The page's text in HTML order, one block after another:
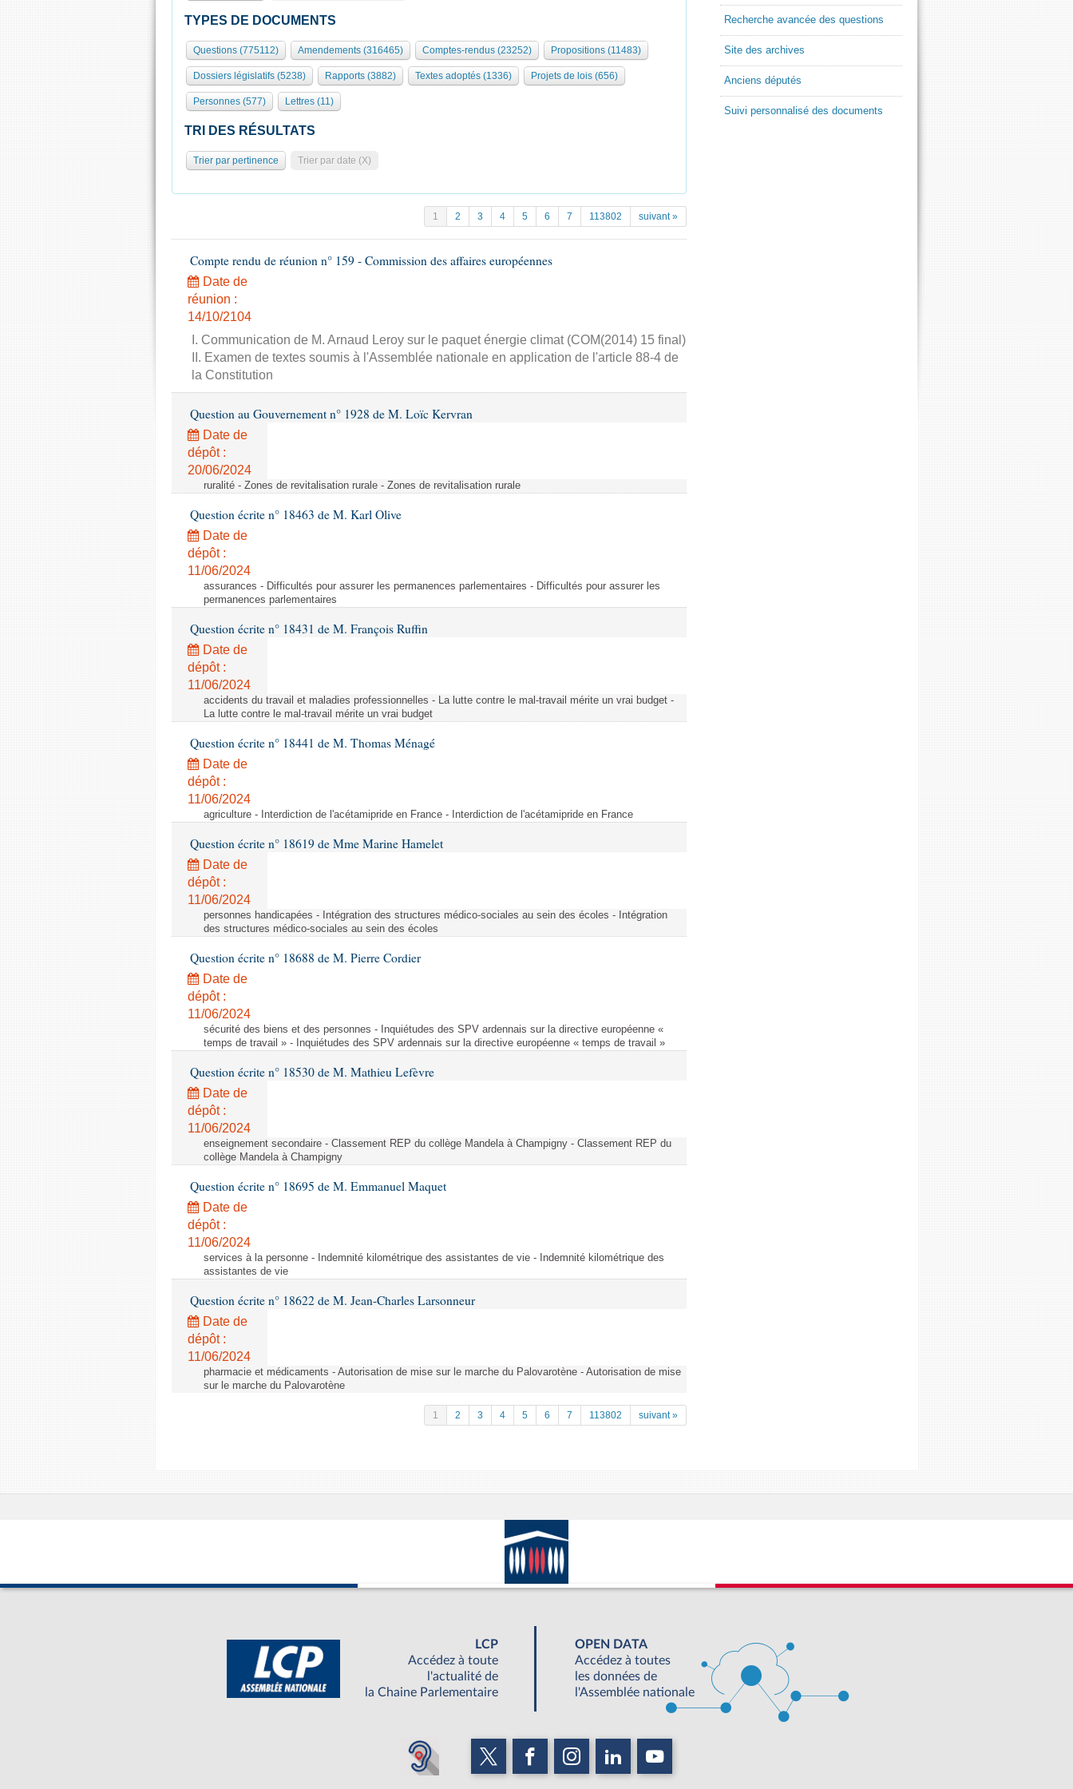
TYPES DE DOCUMENTS
Questions (775112) Amendements (316465) Comptes-rendus (23252) Propositions (11483)
Dossiers législatifs (5238) Rapports (3882) Textes adoptés (1336) Projets de lois (656)
Personnes (577) Lettres (11)
TRI DES RÉSULTATS
Trier par pertinence Trier par date (X)
1 2 3 4 5 6 7 113802 suivant »
Compte rendu de réunion n° 159 - Commission des affaires européennes
Date de
réunion :
14/10/2104
I. Communication de M. Arnaud Leroy sur le paquet énergie climat (COM(2014) 15 final)
II. Examen de textes soumis à l'Assemblée nationale en application de l'article 88-4 de
la Constitution
Question au Gouvernement n° 1928 de M. Loïc Kervran
Date de
dépôt :
20/06/2024
ruralité - Zones de revitalisation rurale - Zones de revitalisation rurale
Question écrite n° 18463 de M. Karl Olive
Date de
dépôt :
11/06/2024
assurances - Difficultés pour assurer les permanences parlementaires - Difficultés pour assurer les
permanences parlementaires
Question écrite n° 18431 de M. François Ruffin
Date de
dépôt :
11/06/2024
accidents du travail et maladies professionnelles - La lutte contre le mal-travail mérite un vrai budget -
La lutte contre le mal-travail mérite un vrai budget
Question écrite n° 18441 de M. Thomas Ménagé
Date de
dépôt :
11/06/2024
agriculture - Interdiction de l'acétamipride en France - Interdiction de l'acétamipride en France
Question écrite n° 18619 de Mme Marine Hamelet
Date de
dépôt :
11/06/2024
personnes handicapées - Intégration des structures médico-sociales au sein des écoles - Intégration
des structures médico-sociales au sein des écoles
Question écrite n° 18688 de M. Pierre Cordier
Date de
dépôt :
11/06/2024
sécurité des biens et des personnes - Inquiétudes des SPV ardennais sur la directive européenne «
temps de travail » - Inquiétudes des SPV ardennais sur la directive européenne « temps de travail »
Question écrite n° 18530 de M. Mathieu Lefèvre
Date de
dépôt :
11/06/2024
enseignement secondaire - Classement REP du collège Mandela à Champigny - Classement REP du
collège Mandela à Champigny
Question écrite n° 18695 de M. Emmanuel Maquet
Date de
dépôt :
11/06/2024
services à la personne - Indemnité kilométrique des assistantes de vie - Indemnité kilométrique des
assistantes de vie
Question écrite n° 18622 de M. Jean-Charles Larsonneur
Date de
dépôt :
11/06/2024
pharmacie et médicaments - Autorisation de mise sur le marche du Palovarotène - Autorisation de mise
sur le marche du Palovarotène
1 2 3 4 5 6 7 113802 suivant »
Recherche avancée des questions
Site des archives
Anciens députés
Suivi personnalisé des documents
LCP
Accédez à toute
l'actualité de
la Chaine Parlementaire
OPEN DATA
Accédez à toutes
les données de
l'Assemblée nationale